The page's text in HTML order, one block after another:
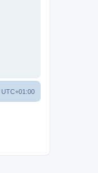
UTC+01:00